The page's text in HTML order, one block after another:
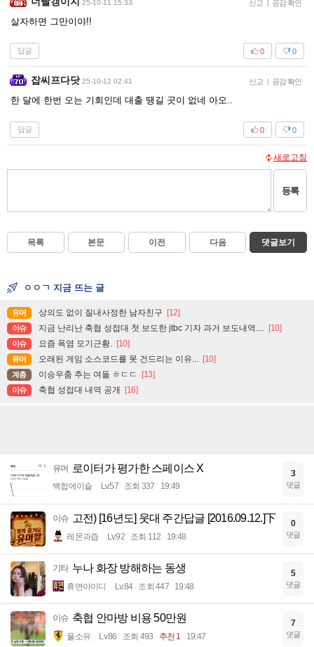
25-10-11 15:33 신고 | 공감 확인
살자하면 그만이야!!
답글 0
0
잡씨프다닷 25-10-12 02:41 신고 | 공감 확인
한 달에 한번 오는 기회인데 대출 땡길 곳이 없네 아오..
답글 0
0
새로고침
등록
목록 본문 이전 다음 댓글보기
ㅇㅇㄱ 지금 뜨는 글
유머 상의도 없이 질내사정한 남자친구 [12]
이슈 지금 난리난 축협 성접대 첫 보도한 jtbc 기자 과거 보도내역.... [10]
이슈 요즘 폭염 모기근황. [10]
유머 오래된 게임 소스코드를 못 건드리는 이유... [10]
계층 이승우춤 추는 여돌 ㅎㄷㄷ [13]
이슈 축협 성접대 내역 공개 [16]
유머 로이터가 평가한 스페이스 X
백합에이슬 Lv.57 조회 337 19:49
3
댓글
이슈 고전) [16년도] 웃대 주간답글 [2016.09.12.]下
레몬과즙 Lv.92 조회 112 19:48
0
댓글
기타 누나 화장 방해하는 동생
휴면아이디 Lv.84 조회 447 19:48
5
댓글
이슈 축협 안마방 비용 50만원
풀소유 Lv.86 조회 493 추천 1 19:47
7
댓글